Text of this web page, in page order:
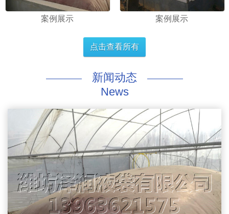
案例展示 案例展示
点击查看所有
新闻动态
News